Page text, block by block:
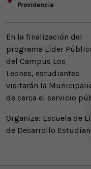
Providencia
En la finalización del
programa Líder
del Campus Los
Leones, estudiantes
visitarán la
de cerca el servicio
Organiza: Escuela de
de Desarrollo